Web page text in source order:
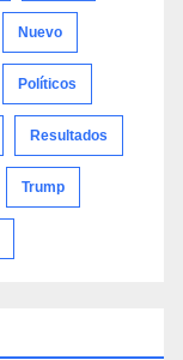
Nuevo
Políticos
Resultados
Trump